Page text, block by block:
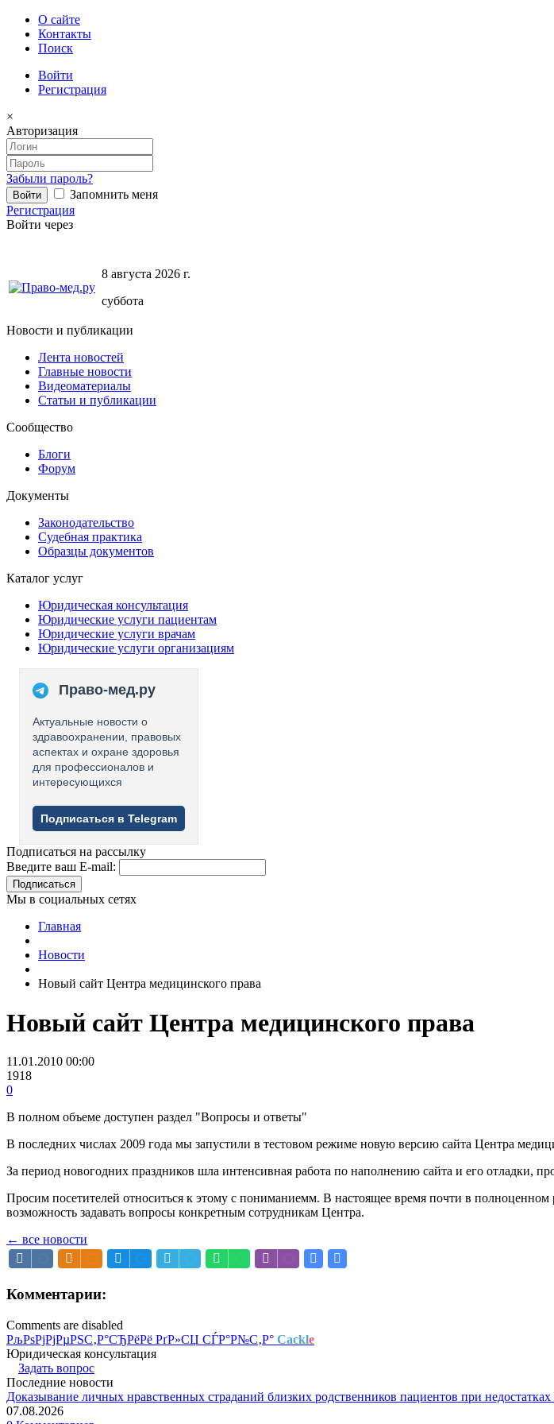
О сайте
Контакты
Поиск
Войти
Регистрация
×
Авторизация
Забыли пароль?
Запомнить меня
Регистрация
Войти через
8 августа 2026 г.
суббота
Новости и публикации
Лента новостей
Главные новости
Видеоматериалы
Статьи и публикации
Сообщество
Блоги
Форум
Документы
Законодательство
Судебная практика
Образцы документов
Каталог услуг
Юридическая консультация
Юридические услуги пациентам
Юридические услуги врачам
Юридические услуги организациям
Право-мед.ру
Актуальные новости о
здравоохранении, правовых
аспектах и охране здоровья
для профессионалов и
интересующихся
Подписаться в Telegram
Подписаться на рассылку
Введите ваш E-mail:
Подписаться
Мы в социальных сетях
Главная
Новости
Новый сайт Центра медицинского права
Новый сайт Центра медицинского права
11.01.2010 00:00
1918
0
В полном объеме доступен раздел "Вопросы и ответы"
В последних числах 2009 года мы запустили в тестовом режиме новую версию сайта Центра
За период новогодних праздников шла интенсивная работа по наполнению сайта и его отладки,
Просим посетителей относиться к этому с пониманиемм. В настоящее время почти в
возможность задавать вопросы конкретным сотрудникам Центра.
← все новости
Комментарии:
Comments are disabled
РљРѕРјРјРµРЅС‚Р°СЂРёРё РґР»СЏ СЃР°Р№С‚Р° Cackle
Юридическая консультация
Задать вопрос
Последние новости
Доказывание личных нравственных страданий близких родственников пациентов при
07.08.2026